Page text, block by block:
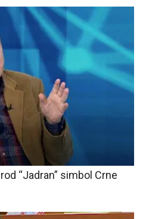
“Jadran” simbol Crne